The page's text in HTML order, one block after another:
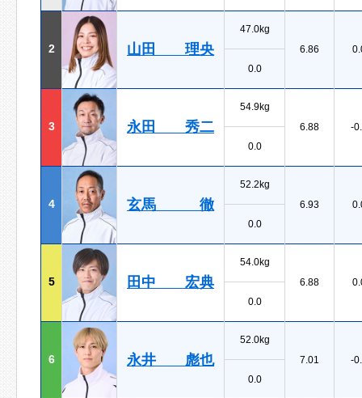
2 山田 理央
47.0kg
6.86
0.0
3 永田 秀二
54.9kg
6.88
-
0.0
4 玄馬 徹
52.2kg
6.93
0.0
5 田中 宏典
54.0kg
6.88
0.0
6 永井 彪也
52.0kg
7.01
-
0.0